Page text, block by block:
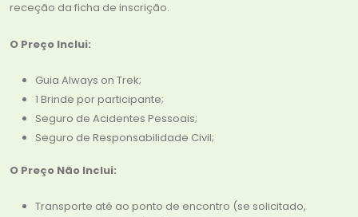
receção da ficha de inscrição.
O Preço Inclui:
Guia Always on Trek;
1 Brinde por participante;
Seguro de Acidentes Pessoais;
Seguro de Responsabilidade Civil;
O Preço Não Inclui:
Transporte até ao ponto de encontro (se solicitado,